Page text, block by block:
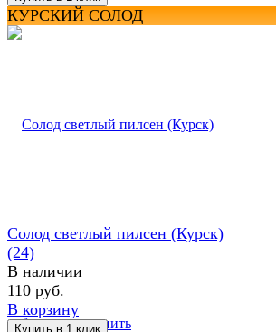
КУРСКИЙ СОЛОД
избранное сравнить
Солод светлый пилсен (Курск)
(24)
В наличии
110 руб.
В корзину